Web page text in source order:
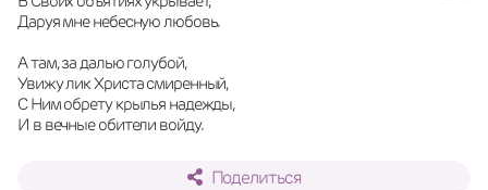
Даруя мне небесную любовь.
А там, за далью голубой,
Увижу лик Христа смиренный,
С Ним обрету крылья надежды,
И в вечные обители войду.
Поделиться